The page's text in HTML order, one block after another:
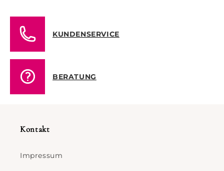
KUNDENSERVICE
BERATUNG
Kontakt
Impressum